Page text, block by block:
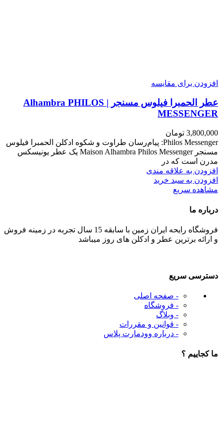
افزودن برای مقایسه
عطر الحمبرا فیلوس مسنجر | Alhambra PHILOS
MESSENGER
3,800,000 تومان
Philos Messenger: پیام‌رسان طراوت و شکوه ادکلن الحمبرا فیلوس
مسنجر Maison Alhambra Philos Messenger یک عطر یونیسکس
مدرن است که در
افزودن به علاقه مندی
افزودن به سبد خرید
مشاهده سریع
درباره ما
فروشگاه رایحه ایران زمین با سابقه 15 سال تجربه در زمینه فروش
و ارائه برترین عطر و ادکلن های روز میباشد
دسترسی سریع
- صفحه اصلی
- فروشگاه
- وبلاگ
- قوانین و مقررات
- درباره وودمارت پلاس
ما کجاییم ؟